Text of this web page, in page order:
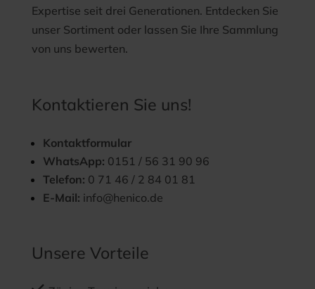
Expertise seit drei Generationen. Entdecken Sie
unser Sortiment oder lassen Sie Ihre Sammlung
von uns bewerten.
Kontaktieren Sie uns!
Kontaktformular
WhatsApp: 0151 / 56 31 90 96
Telefon: 0 71 46 / 2 84 01 81
E-Mail: info@henico.de
Unsere Vorteile